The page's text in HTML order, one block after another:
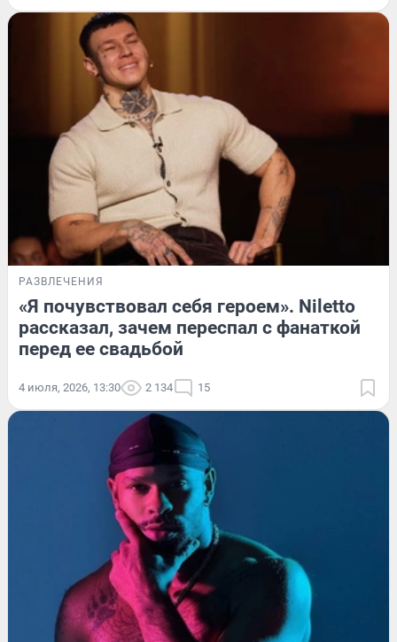
РАЗВЛЕЧЕНИЯ
«Я почувствовал себя героем». Niletto
рассказал, зачем переспал с фанаткой
перед ее свадьбой
4 июля, 2026, 13:30 2 134 15